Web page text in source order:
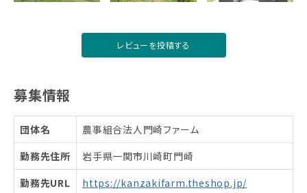
レビューを投稿する
募集情報
団体名
農事組合法人門崎ファーム
勤務先住所
岩手県一関市川崎町門崎
勤務先URL
https://kanzakifarm.theshop.jp/